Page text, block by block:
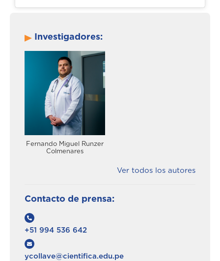
Investigadores:
Fernando Miguel Runzer
Colmenares
Ver todos los autores
Contacto de prensa:
+51 994 536 642
ycollave@cientifica.edu.pe